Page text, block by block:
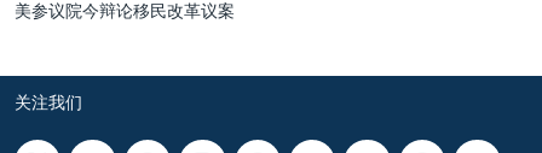
美参议院今辩论移民改革议案
关注我们